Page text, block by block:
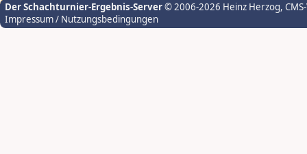
Der Schachturnier-Ergebnis-Server© 2006-2026 Heinz Herzog,
Impressum / Nutzungsbedingungen